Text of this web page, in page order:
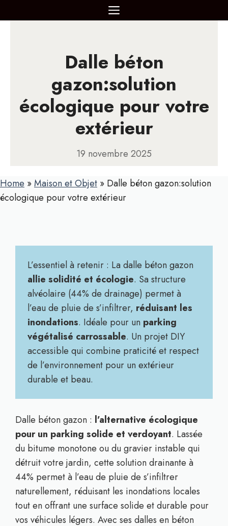
au
MENU
Dalle béton
gazon:solution
écologique pour votre
extérieur
19 novembre 2025
Home »Maison et Objet » Dalle béton gazon:solution
écologique pour votre extérieur
L’essentiel à retenir : La dalle béton gazon
allie solidité et écologie. Sa structure
alvéolaire (44% de drainage) permet à
l’eau de pluie de s’infiltrer, réduisant les
inondations. Idéale pour un parking
végétalisé carrossable. Un projet DIY
accessible qui combine praticité et respect
de l’environnement pour un extérieur
durable et beau.
Dalle béton gazon : l’alternative écologique
pour un parking solide et verdoyant. Lassée
du bitume monotone ou du gravier instable qui
détruit votre jardin, cette solution drainante à
44% permet à l’eau de pluie de s’infiltrer
naturellement, réduisant les inondations locales
tout en offrant une surface solide et durable pour
vos véhicules légers. Avec ses dalles en béton